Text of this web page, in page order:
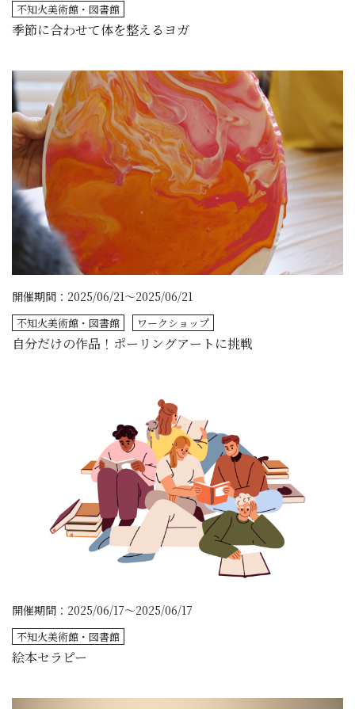
季節に合わせて体を整えるヨガ
不知火美術館・図書館
自分だけの作品！ポーリングアートに挑戦
開催期間：2025/06/21～2025/06/21
不知火美術館・図書館 ワークショップ
絵本セラピー
開催期間：2025/06/17～2025/06/17
不知火美術館・図書館